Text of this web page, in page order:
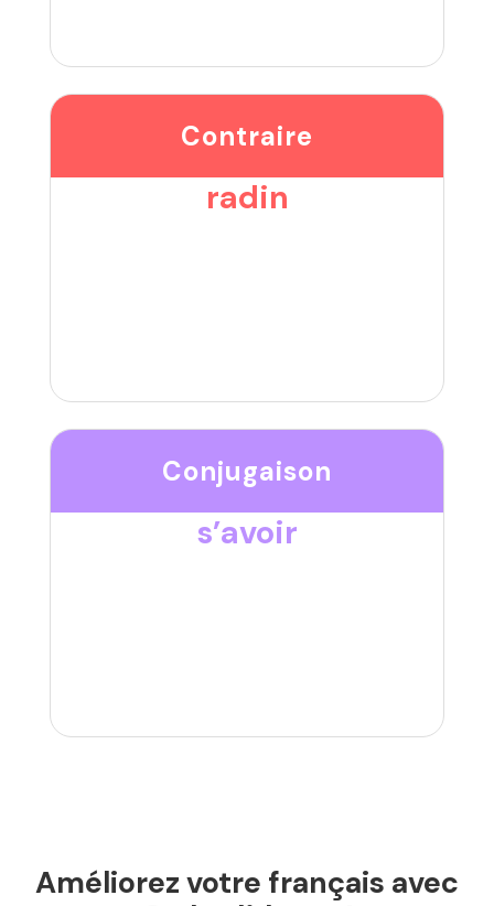
Contraire
radin
Conjugaison
s’avoir
Améliorez votre français avec